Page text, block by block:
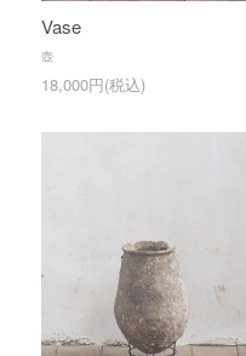
Vase
壺
18,000円(税込)